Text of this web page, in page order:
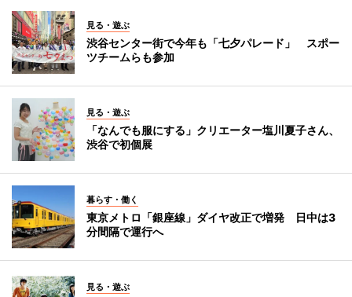
見る・遊ぶ
渋谷センター街で今年も「七夕パレード」 スポー
ツチームらも参加
見る・遊ぶ
「なんでも服にする」クリエーター塩川夏子さん、
渋谷で初個展
暮らす・働く
東京メトロ「銀座線」ダイヤ改正で増発 日中は3
分間隔で運行へ
見る・遊ぶ